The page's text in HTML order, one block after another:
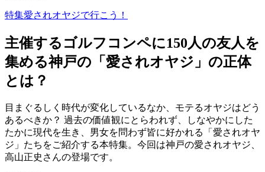
特集愛されオヤジで行こう！
主催するゴルフコンペに150人の友人を
集める神戸の「愛されオヤジ」の正体
とは？
目まぐるしく時代が変化しているなか、モテるオヤジはどう
あるべきか？ 過去の価値観にとらわれず、しなやかにした
たかに現代を生き、男女を問わず皆に好かれる「愛されオヤ
ジ」たちをご紹介する本特集。今回は神戸の愛されオヤジ、
高山正史さんの登場です。